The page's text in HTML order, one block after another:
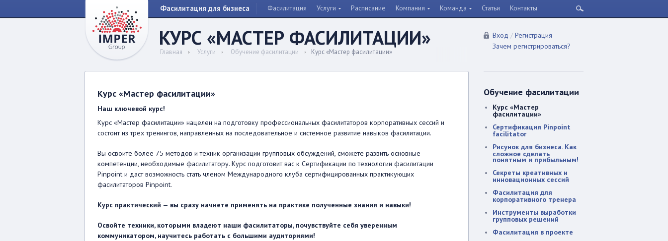
Фасилитация для бизнеса Фасилитация Услуги Расписание Компания Команда Статьи Контакты
КУРС «МАСТЕР ФАСИЛИТАЦИИ»
Главная Услуги Обучение фасилитации Курс «Мастер фасилитации»
Курс «Мастер фасилитации»
Наш ключевой курс!
Курс «Мастер фасилитации» нацелен на подготовку профессиональных фасилитаторов корпоративных сессий и
состоит из трех тренингов, направленных на последовательное и системное развитие навыков фасилитации.
Вы освоите более 75 методов и техник организации групповых обсуждений, сможете развить основные
компетенции, необходимые фасилитатору. Курс подготовит вас к Сертификации по технологии фасилитации
Pinpoint и даст возможность стать членом Международного клуба сертифицированных практикующих
фасилитаторов Pinpoint.
Курс практический — вы сразу начнете применять на практике полученные знания и навыки!
Освойте техники, которыми владеют наши фасилитаторы, почувствуйте себя уверенным
коммуникатором, научитесь работать c большими аудиториями!
Вход / Регистрация
Зачем регистрироваться?
Обучение фасилитации
Курс «Мастер
фасилитации»
​Сертификация Pinpoint
facilitator
​Рисунок для бизнеса. Как
сложное сделать
понятным и прибыльным!
Секреты креативных и
инновационных сессий
​Фасилитация для
корпоративного тренера
Инструменты выработки
групповых решений
Фасилитация в проекте